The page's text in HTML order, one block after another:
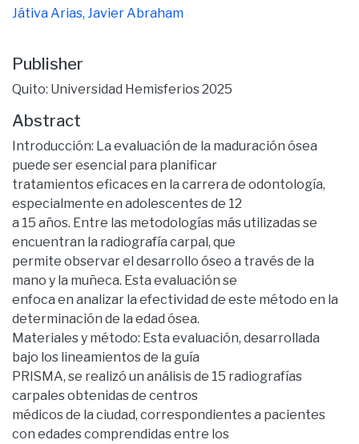
Játiva Arias, Javier Abraham
Publisher
Quito: Universidad Hemisferios 2025
Abstract
Introducción: La evaluación de la maduración ósea
puede ser esencial para planificar
tratamientos eficaces en la carrera de odontología,
especialmente en adolescentes de 12
a 15 años. Entre las metodologías más utilizadas se
encuentran la radiografía carpal, que
permite observar el desarrollo óseo a través de la
mano y la muñeca. Esta evaluación se
enfoca en analizar la efectividad de este método en la
determinación de la edad ósea.
Materiales y método: Esta evaluación, desarrollada
bajo los lineamientos de la guía
PRISMA, se realizó un análisis de 15 radiografías
carpales obtenidas de centros
médicos de la ciudad, correspondientes a pacientes
con edades comprendidas entre los